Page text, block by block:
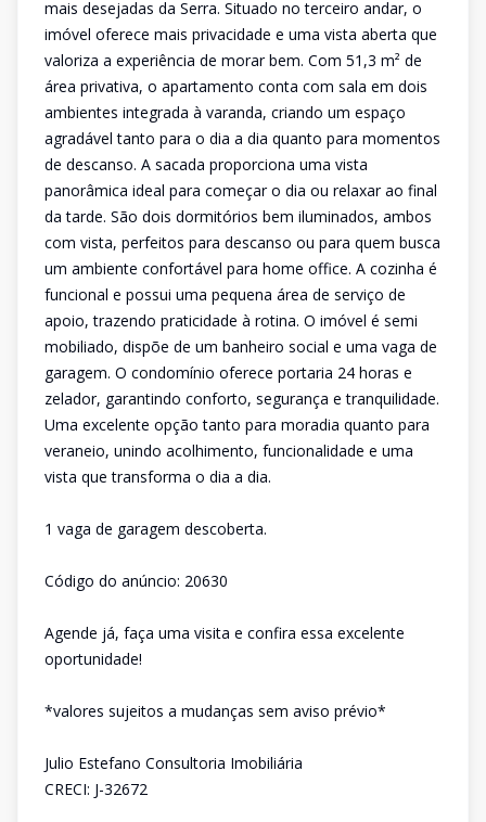
mais desejadas da Serra. Situado no terceiro andar, o
imóvel oferece mais privacidade e uma vista aberta que
valoriza a experiência de morar bem. Com 51,3 m² de
área privativa, o apartamento conta com sala em dois
ambientes integrada à varanda, criando um espaço
agradável tanto para o dia a dia quanto para momentos
de descanso. A sacada proporciona uma vista
panorâmica ideal para começar o dia ou relaxar ao final
da tarde. São dois dormitórios bem iluminados, ambos
com vista, perfeitos para descanso ou para quem busca
um ambiente confortável para home office. A cozinha é
funcional e possui uma pequena área de serviço de
apoio, trazendo praticidade à rotina. O imóvel é semi
mobiliado, dispõe de um banheiro social e uma vaga de
garagem. O condomínio oferece portaria 24 horas e
zelador, garantindo conforto, segurança e tranquilidade.
Uma excelente opção tanto para moradia quanto para
veraneio, unindo acolhimento, funcionalidade e uma
vista que transforma o dia a dia.
1 vaga de garagem descoberta.
Código do anúncio: 20630
Agende já, faça uma visita e confira essa excelente
oportunidade!
*valores sujeitos a mudanças sem aviso prévio*
Julio Estefano Consultoria Imobiliária
CRECI: J-32672